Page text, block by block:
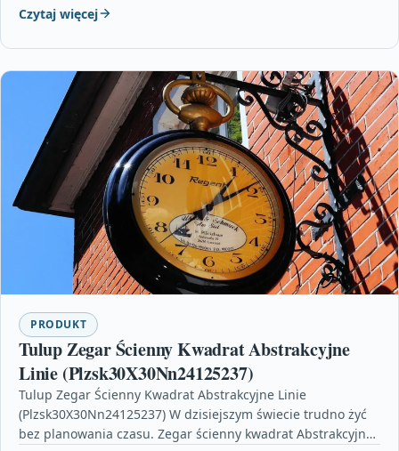
Czytaj więcej
PRODUKT
Tulup Zegar Ścienny Kwadrat Abstrakcyjne
Linie (Plzsk30X30Nn24125237)
Tulup Zegar Ścienny Kwadrat Abstrakcyjne Linie
(Plzsk30X30Nn24125237) W dzisiejszym świecie trudno żyć
bez planowania czasu. Zegar ścienny kwadrat Abstrakcyjne